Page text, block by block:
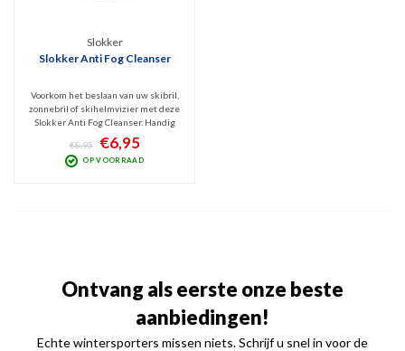
Slokker
Slokker Anti Fog Cleanser
Voorkom het beslaan van uw skibril,
zonnebril of skihelmvizier met deze
Slokker Anti Fog Cleanser. Handig
spuitflesje waarmee u een anti fog
laagje aanbrengt op glas of kunststof
glazen en / of vizier.
€8,95 €6,95
OP VOORRAAD
Ontvang als eerste onze beste
aanbiedingen!
Echte wintersporters missen niets. Schrijf u snel in voor de